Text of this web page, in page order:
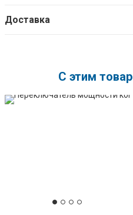
Доставка
C этим